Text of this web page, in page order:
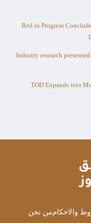
Red in Progress
Industry research
TOD Expands into
والاحكاممن نحن